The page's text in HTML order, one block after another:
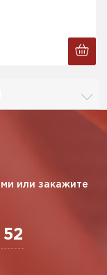
или закажите